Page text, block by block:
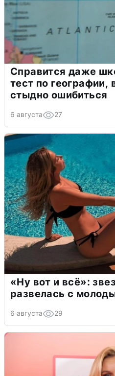
Справится даже
тест по географии,
стыдно ошибиться
6 августа 27
«Ну вот и всё»:
развелась с
6 августа 29